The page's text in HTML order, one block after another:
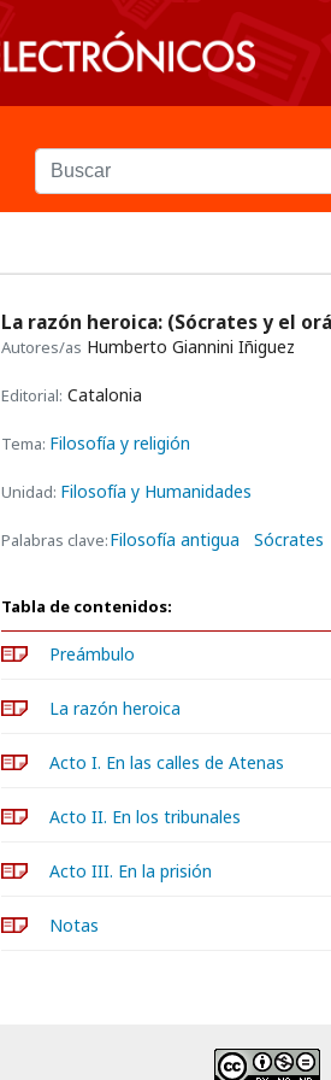
La razón heroica: (Sócrates y el
Autores/as Humberto Giannini Iñiguez
Editorial: Catalonia
Tema: Filosofía y religión
Unidad: Filosofía y Humanidades
Palabras clave:Filosofía antigua Sócrates
Tabla de contenidos:
Preámbulo
La razón heroica
Acto I. En las calles de Atenas
Acto II. En los tribunales
Acto III. En la prisión
Notas